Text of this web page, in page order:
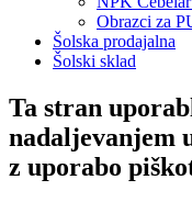
Obrazci za
Šolska prodajalna
Šolski sklad
Ta stran
nadaljevanjem
z uporabo